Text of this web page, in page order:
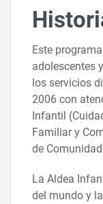
Este
adolescentes
los servicios
2006 con
Infantil
Familiar y
de
La Aldea
del mundo y